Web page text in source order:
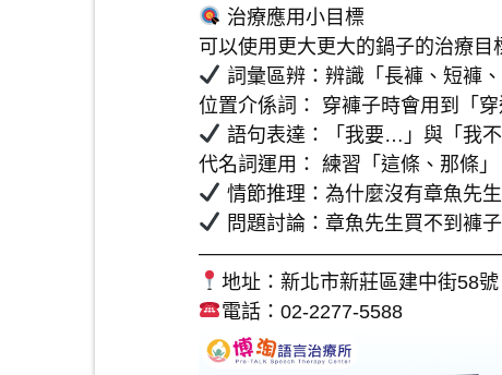
治療應用小目標
可以使用更大更大的鍋子的治療目
詞彙區辨：辨識「長褲、短褲
位置介係詞： 穿褲子時會用到「
語句表達：「我要…」與「我
代名詞運用： 練習「這條、那條
情節推理：為什麼沒有章魚先
問題討論：章魚先生買不到褲
地址：新北市新莊區建中街58號
電話：02-2277-5588